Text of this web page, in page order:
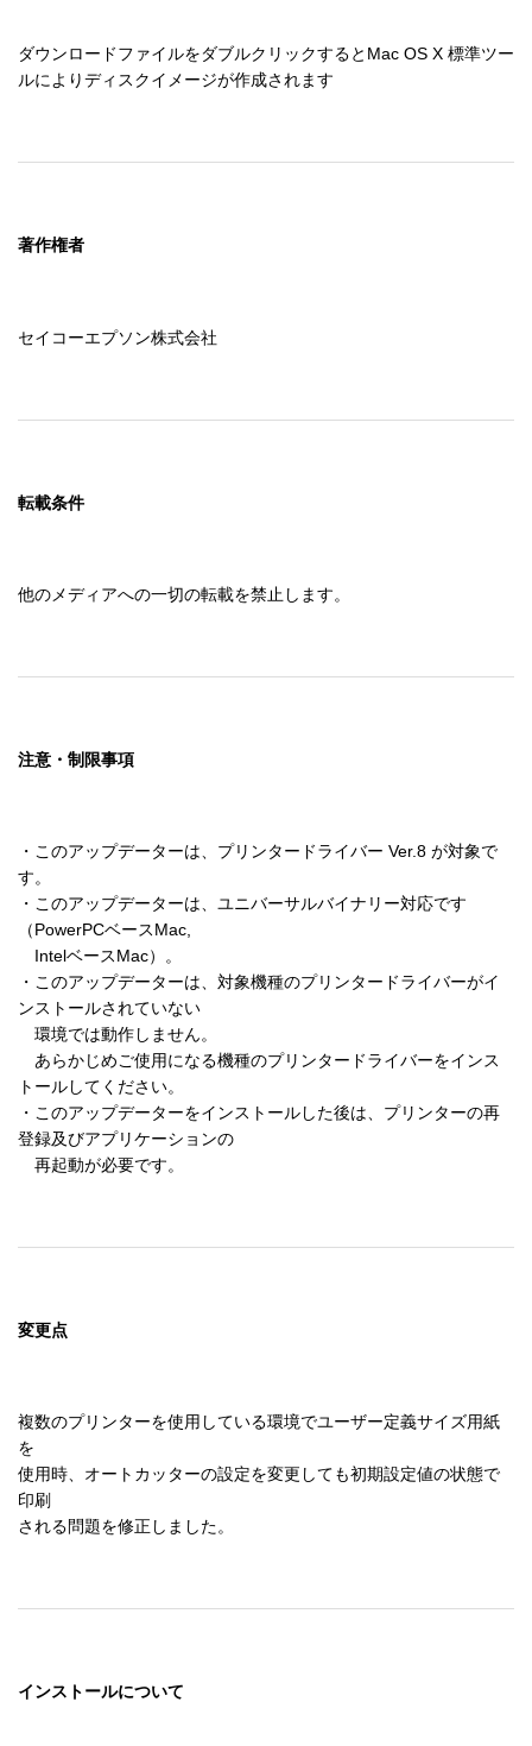
ダウンロードファイルをダブルクリックするとMac OS X 標準ツー
ルによりディスクイメージが作成されます
著作権者
セイコーエプソン株式会社
転載条件
他のメディアへの一切の転載を禁止します。
注意・制限事項
・このアップデーターは、プリンタードライバー Ver.8 が対象で
す。
・このアップデーターは、ユニバーサルバイナリー対応です
（PowerPCベースMac,
IntelベースMac）。
・このアップデーターは、対象機種のプリンタードライバーがイ
ンストールされていない
環境では動作しません。
あらかじめご使用になる機種のプリンタードライバーをインス
トールしてください。
・このアップデーターをインストールした後は、プリンターの再
登録及びアプリケーションの
変更点
複数のプリンターを使用している環境でユーザー定義サイズ用紙
を
使用時、オートカッターの設定を変更しても初期設定値の状態で
印刷
インストールについて